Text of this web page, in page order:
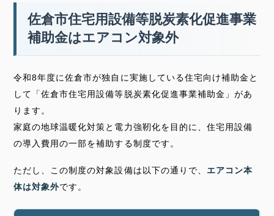
佐倉市住宅用設備等脱炭素化促進事業
補助金はエアコン対象外
令和8年度に佐倉市が独自に実施している住宅向け補助金と
して「佐倉市住宅用設備等脱炭素化促進事業補助金」があ
ります。
家庭の地球温暖化対策と電力強靭化を目的に、住宅用設備
の導入費用の一部を補助する制度です。
ただし、この制度の対象設備は以下の通りで、 エアコン本
体は対象外です。